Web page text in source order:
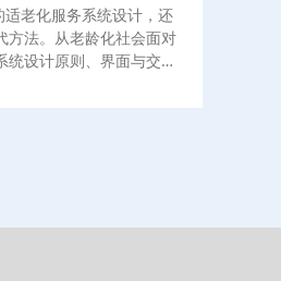
老化服务系统设计，还
方法。从老龄化社会面对
设计原则、界面与交互